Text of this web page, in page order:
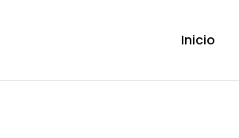
Inicio